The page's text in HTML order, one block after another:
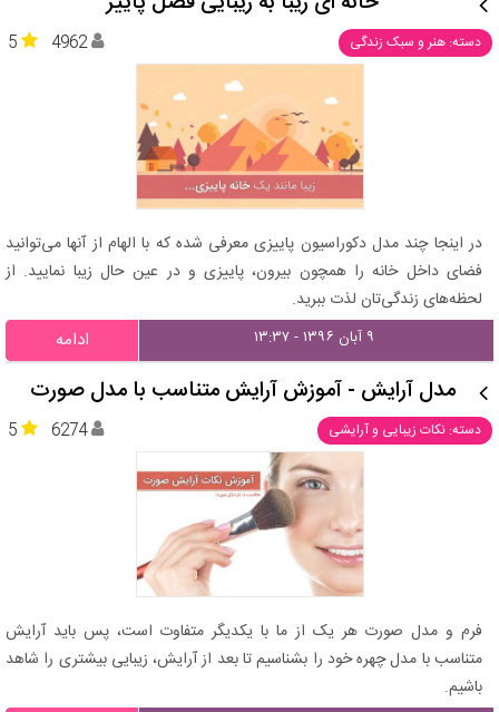
دسته: هنر و سبک زندگی 5 4962
در اینجا چند مدل دکوراسیون پاییزی معرفی شده که با الهام از آنها می‌‌توانید
فضای داخل خانه را همچون بیرون، پاییزی و در عین حال زیبا نمایید. از
لحظه‌‌های زندگی‌تان لذت ببرید.
۹ آبان ۱۳۹۶ - ۱۳:۳۷ ادامه
مدل آرایش - آموزش آرایش متناسب با مدل صورت
دسته: نکات زیبایی و آرایشی 5 6274
فرم و مدل صورت هر یک از ما با یکدیگر متفاوت است، پس باید آرایش
متناسب با مدل چهره خود را بشناسیم تا بعد از آرایش، زیبایی بیشتری را شاهد
باشیم.